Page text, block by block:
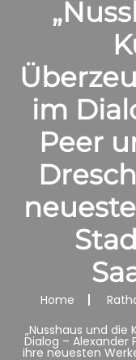
im
Peer
Home
„Nusshaus und die
Dialog – Alexander
ihre neuesten